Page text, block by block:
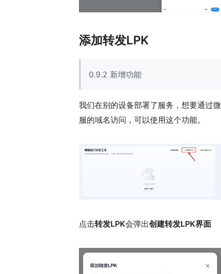
添加转发LPK
0.9.2 新增功能
我们在别的设备部署了服务，想要通过微
服的域名访问，可以使用这个功能。
点击转发LPK会弹出创建转发LPK界面